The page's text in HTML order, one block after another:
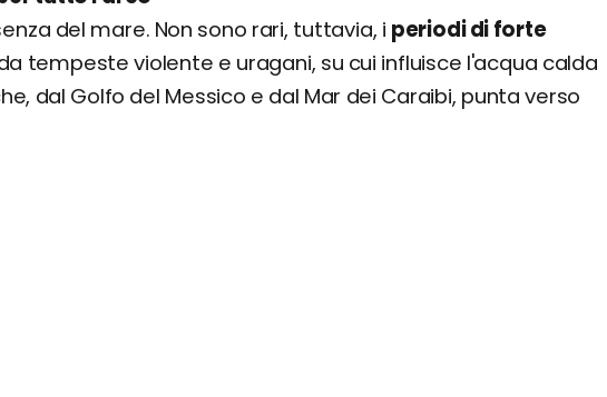
del mare. Non sono rari, tuttavia, i periodi di forte
tempeste violente e uragani, su cui influisce l'acqua calda
dal Golfo del Messico e dal Mar dei Caraibi, punta verso